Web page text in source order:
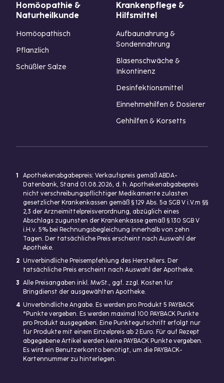
Homöopathie &
Naturheilkunde
Homöopathisch
Pflanzlich
Schüßler Salze
Krankenpflege &
Hilfsmittel
Aufbaunahrung &
Sondennahrung
Blasenschwäche &
Inkontinenz
Desinfektionsmittel
Einnehmehilfen & Dosierer
Gehhilfen & Korsetts
1
Apothekenabgabepreis: Verkaufspreis gemäß ABDA-
Datenbank, Stand 01.08.2026, d. h. Apothekenabgabepreis
nicht verschreibungspflichtiger Medikamente zulasten
gesetzlicher Krankenkassen gemäß § 129 Abs. 5a SGB V i.V.m §§
2,3 der Arzneimittelpreisverordnung, abzüglich eines
Abschlags zugunsten der Krankenkasse gemäß § 130 SGB V
i.H.v. 5% bei Rechnungsbegleichung innerhalb von zehn
Tagen. Der tatsächliche Preis erscheint nach Auswahl der
Apotheke.
2 Unverbindliche Preisempfehlung des Herstellers. Der
tatsächliche Preis erscheint nach Auswahl der Apotheke.
3 Alle Preisangaben inkl. MwSt., ggf. zzgl. Kosten für
Bringdienst der ausgewählten Apotheke.
4 Unverbindliche Angabe. Es werden pro Produkt 5 PAYBACK
°Punkte vergeben. Es werden maximal 100 PAYBACK Punkte
pro Produkt ausgegeben. Eine Punktegutschrift erfolgt nur
für Produkte mit einem Einzelpreis ab 2 Euro. Für auf Rezept
abgegebene Artikel werden keine PAYBACK Punkte vergeben.
Es wird ein Benutzerkonto benötigt, um die PAYBACK-
Kartennummer zu hinterlegen.